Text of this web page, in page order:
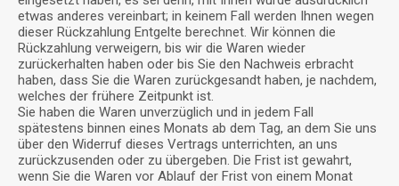
etwas anderes vereinbart; in keinem Fall werden Ihnen wegen
dieser Rückzahlung Entgelte berechnet. Wir können die
Rückzahlung verweigern, bis wir die Waren wieder
zurückerhalten haben oder bis Sie den Nachweis erbracht
haben, dass Sie die Waren zurückgesandt haben, je nachdem,
welches der frühere Zeitpunkt ist.
Sie haben die Waren unverzüglich und in jedem Fall
spätestens binnen eines Monats ab dem Tag, an dem Sie uns
über den Widerruf dieses Vertrags unterrichten, an uns
zurückzusenden oder zu übergeben. Die Frist ist gewahrt,
wenn Sie die Waren vor Ablauf der Frist von einem Monat